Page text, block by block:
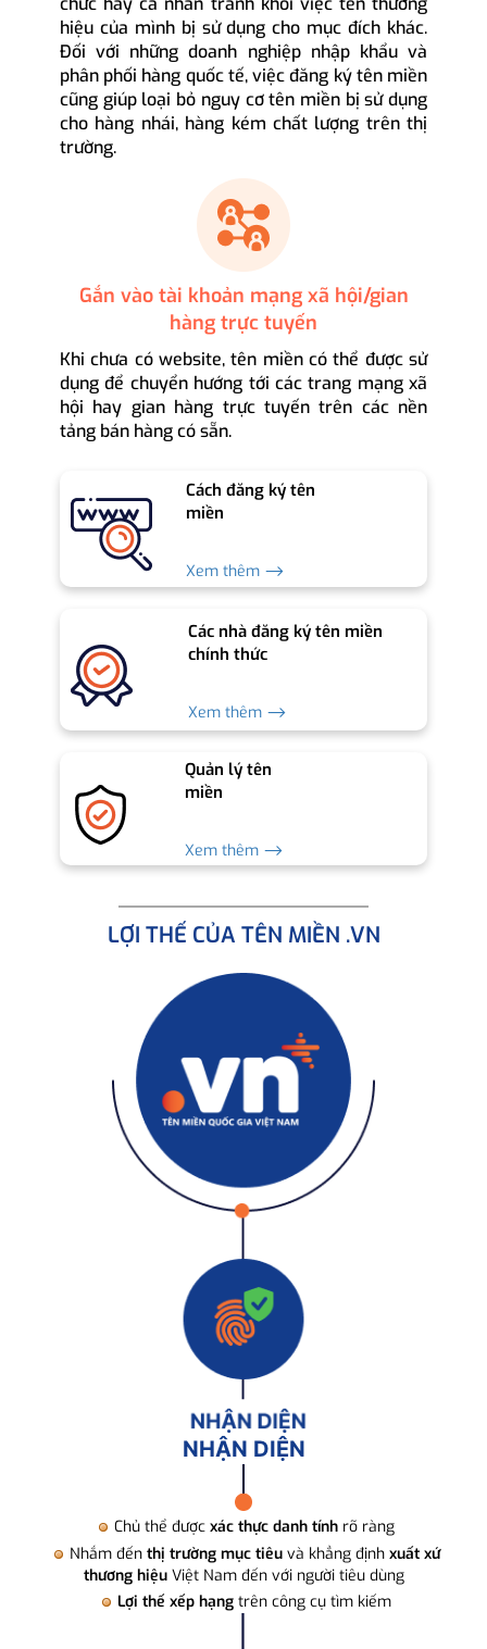
hiệu của mình bị sử dụng cho mục đích khác.
Đối với những doanh nghiệp nhập khẩu và
phân phối hàng quốc tế, việc đăng ký tên miền
cũng giúp loại bỏ nguy cơ tên miền bị sử dụng
cho hàng nhái, hàng kém chất lượng trên thị
trường.
Gắn vào tài khoản mạng xã hội/gian
hàng trực tuyến
Khi chưa có website, tên miền có thể được sử
dụng để chuyển hướng tới các trang mạng xã
hội hay gian hàng trực tuyến trên các nền
tảng bán hàng có sẵn.
Cách đăng ký tên
miền
Xem thêm ⟶
Các nhà đăng ký tên miền
chính thức
Xem thêm ⟶
Quản lý tên
miền
Xem thêm ⟶
LỢI THẾ CỦA TÊN MIỀN .VN
NHẬN DIỆN
Chủ thể được xác thực danh tính rõ ràng
Nhắm đến thị trường mục tiêuvà khẳng định xuất xứ
thương hiệuViệt Nam đến với người tiêu dùng
Lợi thế xếp hạng trên công cụ tìm kiếm